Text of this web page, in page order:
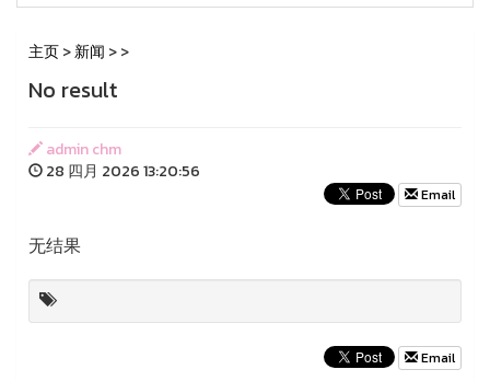
主页>新闻 >>
No result
admin chm
28 四月 2026 13:20:56
Email
无结果
Email